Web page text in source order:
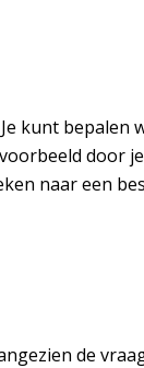
kunt
door
naar een
de